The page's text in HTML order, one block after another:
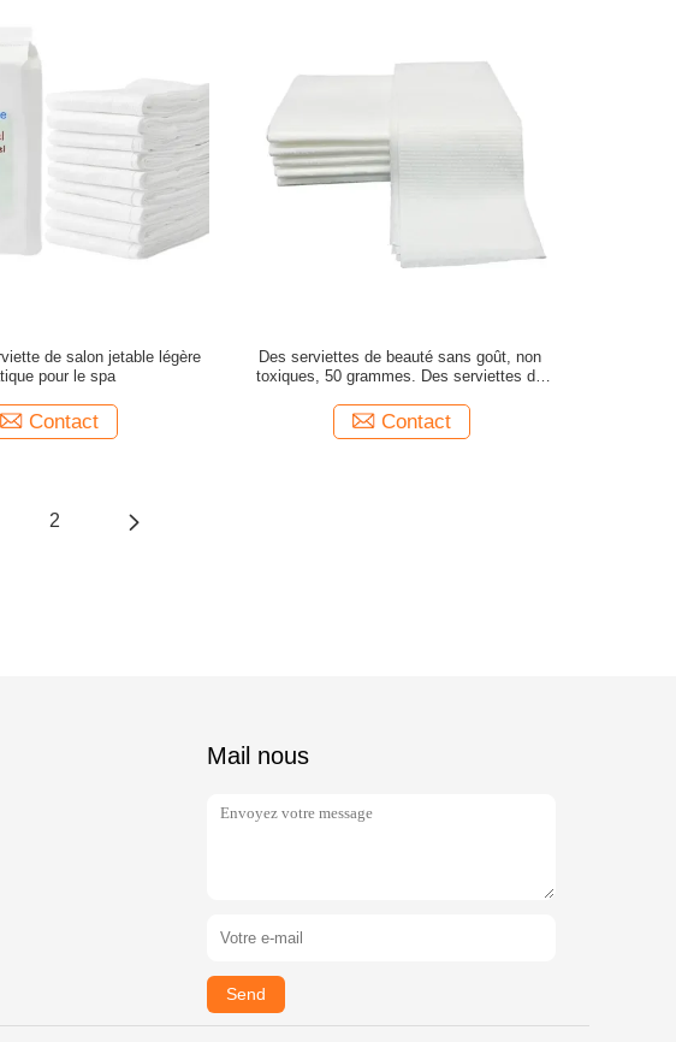
de salon jetable légère
pour le spa
Contact
Des serviettes de beauté sans goût, non
toxiques, 50 grammes. Des serviettes de
Contact
2
Mail nous
Send